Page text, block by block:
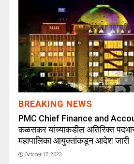
BREAKING NEWS
PMC Chief Finance and
कळसकर यांच्याकडील अतिरिक्त
महापालिका आयुक्तांकडून आदेश जारी
October 17, 2023